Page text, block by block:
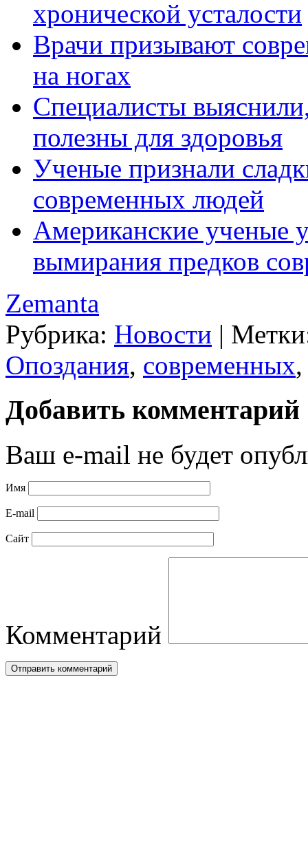
хронической усталости
Врачи призывают
на ногах
Специалисты
полезны для здоровья
Ученые признали
современных людей
Американские ученые
вымирания предков
Zemanta
Рубрика: Новости |
Опоздания, современных
Добавить комментарий
Ваш e-mail не будет
Имя
E-mail
Сайт
Комментарий